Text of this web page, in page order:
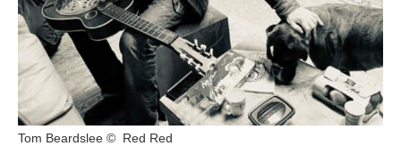
Tom Beardslee © Red Red